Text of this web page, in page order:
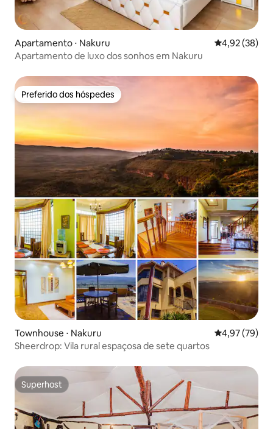
Apartamento ⋅ Nakuru 4,92 de uma
4,92 (38)
Apartamento de luxo dos sonhos em Nakuru
Preferido dos hóspedes
Preferido dos hóspedes
Townhouse ⋅ Nakuru 4,97 de uma
4,97 (79)
Sheerdrop: Vila rural espaçosa de sete quartos
Superhost
Superhost